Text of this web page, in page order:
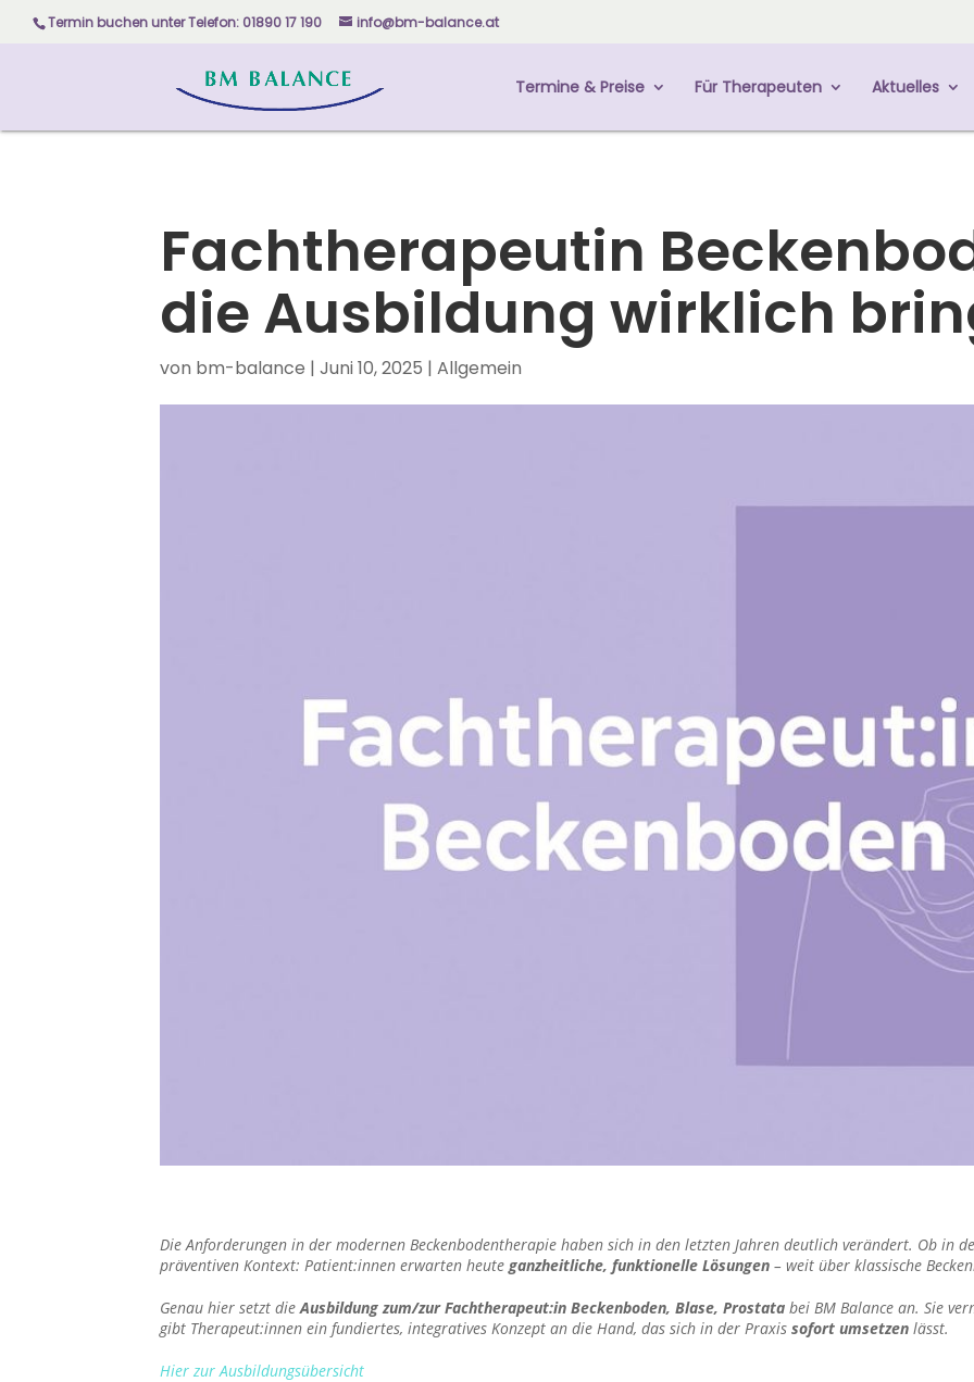
Skip to content
Termin buchen unterTelefon: 01890 17 190 info@bm-balance.at
Termine & Preise Für Therapeuten Aktuelles
Fachtherapeutin
die Ausbildung wirklich
von bm-balance | Juni 10, 2025 | Allgemein
Die Anforderungen in der modernen Beckenbodentherapie haben sich in den letzten Jahren deutlich verändert. Ob in
präventiven Kontext: Patient:innen erwarten heute ganzheitliche, funktionelle Lösungen – weit über klassische
Genau hier setzt die Ausbildung zum/zur Fachtherapeut:in Beckenboden, Blase, Prostata bei BM Balance an. Sie
gibt Therapeut:innen ein fundiertes, integratives Konzept an die Hand, das sich in der Praxis sofort umsetzen lässt.
Hier zur Ausbildungsübersicht